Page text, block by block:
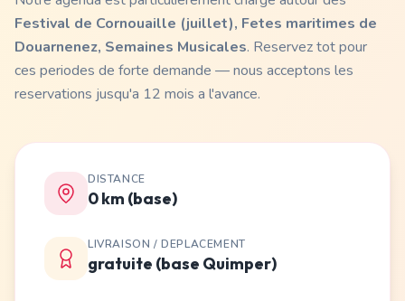
Festival de Cornouaille (juillet), Fetes maritimes de
Douarnenez, Semaines Musicales. Reservez tot pour
ces periodes de forte demande — nous acceptons les
reservations jusqu'a 12 mois a l'avance.
DISTANCE
0 km (base)
LIVRAISON / DEPLACEMENT
gratuite (base Quimper)